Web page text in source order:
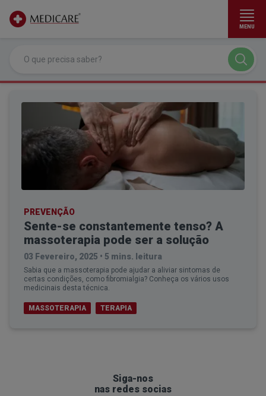
MENU
PREVENÇÃO
Sente-se constantemente tenso? A
massoterapia pode ser a solução
03 Fevereiro, 2025 • 5 mins. leitura
Sabia que a massoterapia pode ajudar a aliviar sintomas de
certas condições, como fibromialgia? Conheça os vários usos
medicinais desta técnica.
MASSOTERAPIA TERAPIA
Siga-nos
nas redes socias